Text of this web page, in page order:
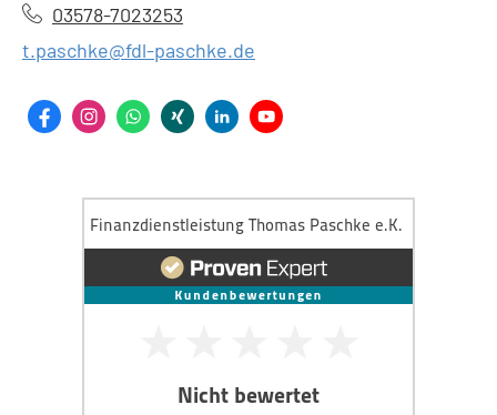
03578-7023253
t.paschke@fdl-paschke.de